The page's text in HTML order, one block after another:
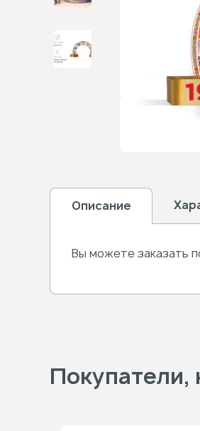
Описание
Вы можете заказать
Покупатели,